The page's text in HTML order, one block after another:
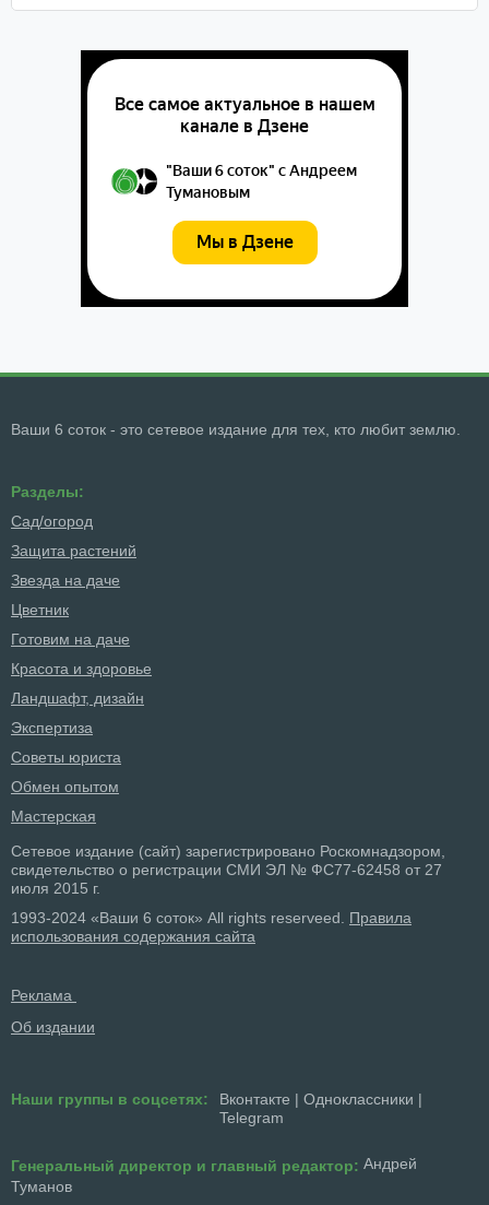
Ваши 6 соток - это сетевое издание для тех, кто любит землю.
Разделы:
Сад/огород
Защита растений
Звезда на даче
Цветник
Готовим на даче
Красота и здоровье
Ландшафт, дизайн
Экспертиза
Советы юриста
Обмен опытом
Мастерская
Сетевое издание (сайт) зарегистрировано Роскомнадзором,
свидетельство о регистрации СМИ ЭЛ № ФС77-62458 от 27
июля 2015 г.
1993-2024 «Ваши 6 соток» All rights reserveed. Правила
использования содержания сайта
Реклама
Об издании
Наши группы в соцсетях: Вконтакте | Одноклассники |
Telegram
Генеральный директор и главный редактор: Андрей
Туманов